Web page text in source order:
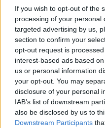
If you wish to opt-out of the
processing of your personal
targeted advertising by us,
section to confirm your
opt-out request is
interest-based ads based
us or personal information
your opt-out. You may
disclosure of your personal
IAB’s list of downstream
also be disclosed by us to
Downstream Participants
L’atto della firma è avvenuto
rilancio del Monte Cetona,
più vicino alla vetta.
L’impegno assunto dai quattro
far conoscere il territorio del
virtuoso tra cultura, natura ed
“È stato un passaggio
Cottini, Agnese Carletti,
Fabbrizzi-. Le nostre comunità